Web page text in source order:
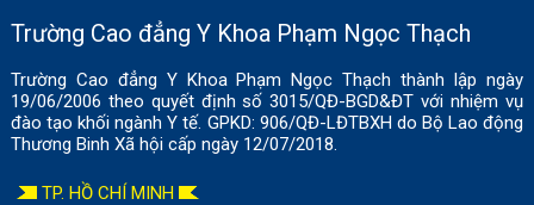
Trường Cao đẳng Y Khoa Phạm Ngọc Thạch
Trường Cao đẳng Y Khoa Phạm Ngọc Thạch thành lập ngày
19/06/2006 theo quyết định số 3015/QĐ-BGD&ĐT với nhiệm vụ
đào tạo khối ngành Y tế. GPKD: 906/QĐ-LĐTBXH do Bộ Lao động
Thương Binh Xã hội cấp ngày 12/07/2018.
TP. HỒ CHÍ MINH